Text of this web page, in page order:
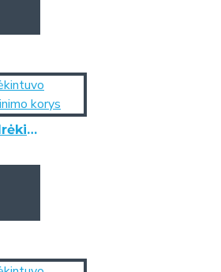
Adiabatinio oro drėkintuvo HUMON H250 drėkinimo korys